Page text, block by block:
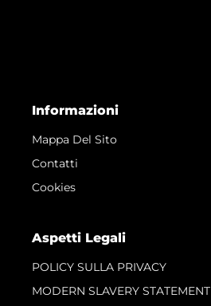
Informazioni
Mappa Del Sito
Contatti
Cookies
Aspetti Legali
POLICY SULLA PRIVACY
MODERN SLAVERY STATEMENT